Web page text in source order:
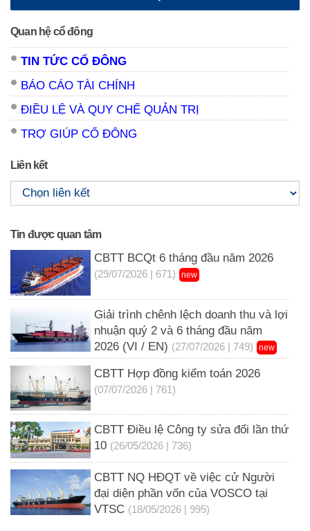
Quan hệ cổ đông
TIN TỨC CỔ ĐÔNG
BÁO CÁO TÀI CHÍNH
ĐIỀU LỆ VÀ QUY CHẾ QUẢN TRỊ
TRỢ GIÚP CỔ ĐÔNG
Liên kết
Tin được quan tâm
CBTT BCQt 6 tháng đầu năm 2026
(29/07/2026 | 671) new
Giải trình chênh lệch doanh thu và lợi
nhuận quý 2 và 6 tháng đầu năm
2026 (VI / EN) (27/07/2026 | 749) new
CBTT Hợp đồng kiểm toán 2026
(07/07/2026 | 761)
CBTT Điều lệ Công ty sửa đổi lần thứ
10 (26/05/2026 | 736)
CBTT NQ HĐQT về việc cử Người
đại diện phần vốn của VOSCO tại
VTSC (18/05/2026 | 995)